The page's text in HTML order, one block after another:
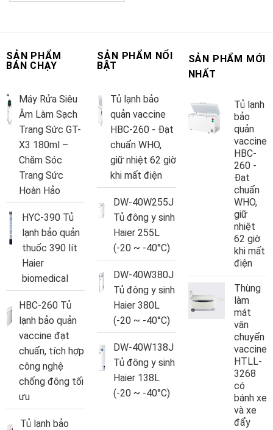
SẢN PHẨM
BÁN CHẠY
Máy Rửa Siêu
Âm Làm Sạch
Trang Sức GT-
X3 180ml –
Chăm Sóc
Trang Sức
Hoàn Hảo
HYC-390 Tủ
lạnh bảo quản
thuốc 390 lít
Haier
biomedical
HBC-260 Tủ
lạnh bảo quản
vaccine đạt
chuẩn, tích hợp
công nghệ
chống đông tối
ưu
Tủ lạnh bảo
SẢN PHẨM NỔI
BẬT
Tủ lạnh bảo
quản vaccine
HBC-260 - Đạt
chuẩn WHO,
giữ nhiệt 62 giờ
khi mất điện
DW-40W255J
Tủ đông y sinh
Haier 255L
(-20 ~ -40°C)
DW-40W380J
Tủ đông y sinh
Haier 380L
(-20 ~ -40°C)
DW-40W138J
Tủ đông y sinh
Haier 138L
(-20 ~ -40°C)
SẢN PHẨM MỚI
NHẤT
Tủ lạnh
bảo
quản
vaccine
HBC-
260 -
Đạt
chuẩn
WHO,
giữ
nhiệt
62 giờ
khi mất
điện
Thùng
làm
mát
vận
chuyển
vaccine
HTLL-
3268
có
bánh xe
và xe
đẩy